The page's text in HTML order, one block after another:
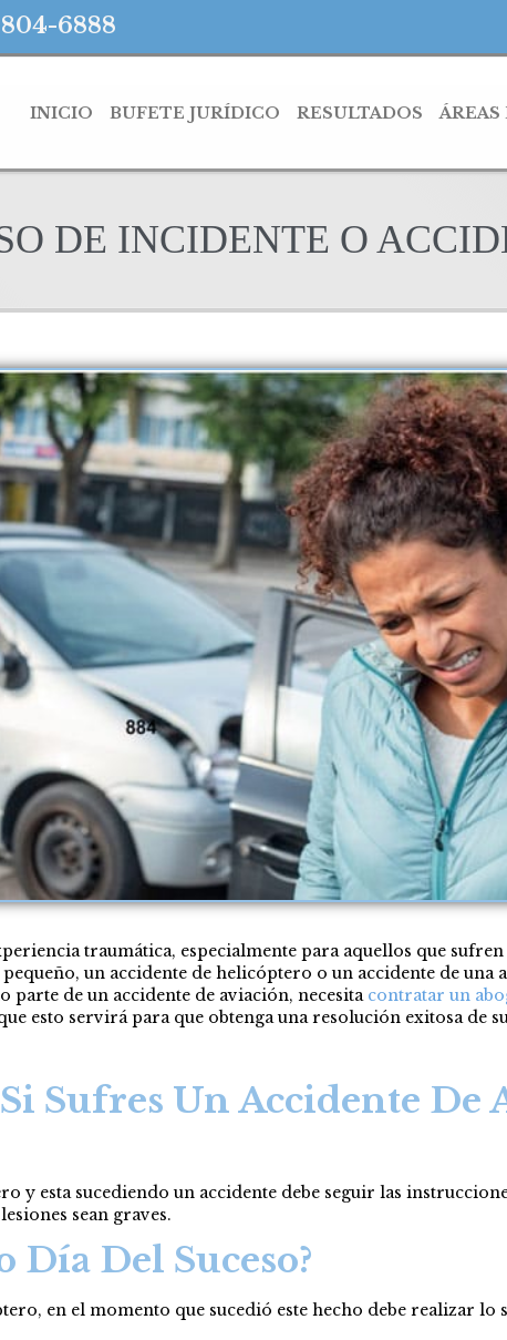
804-6888
INICIO BUFETE JURÍDICO RESULTADOS ÁREAS
DE INCIDENTE O
traumática, especialmente para aquellos que
un accidente de helicóptero o un accidente de
parte de un accidente de aviación, necesita contratar un
esto servirá para que obtenga una resolución exitosa de
Sufres Un Accidente De
y esta sucediendo un accidente debe seguir las
sean graves.
Día Del Suceso?
en el momento que sucedió este hecho debe realizar lo